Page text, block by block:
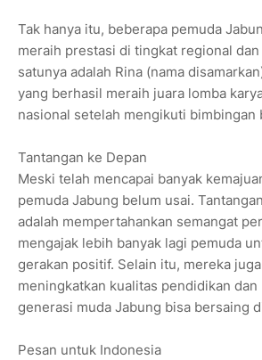
Tak hanya itu, beberapa pemuda
meraih prestasi di tingkat regional dan
satunya adalah Rina (nama
yang berhasil meraih juara lomba
nasional setelah mengikuti bimbingan
Tantangan ke Depan
Meski telah mencapai banyak
pemuda Jabung belum usai.
adalah mempertahankan semangat
mengajak lebih banyak lagi pemuda
gerakan positif. Selain itu, mereka
meningkatkan kualitas pendidikan
generasi muda Jabung bisa bersaing
Pesan untuk Indonesia